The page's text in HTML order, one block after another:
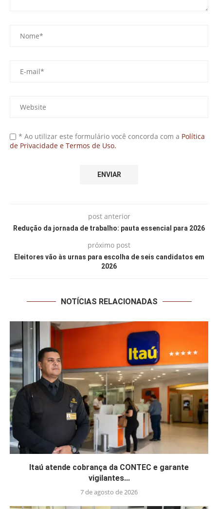
* Ao utilizar este formulário você concorda com a Política
de Privacidade e Termos de Uso.
post anterior
Redução da jornada de trabalho: pauta essencial para 2026
próximo post
Eleitores vão às urnas para escolha de seis candidatos em
2026
NOTÍCIAS RELACIONADAS
Itaú atende cobrança da CONTEC e garante
vigilantes...
7 de agosto de 2026